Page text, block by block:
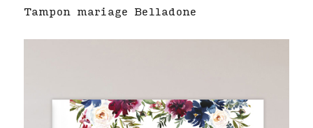
Tampon mariage Belladone